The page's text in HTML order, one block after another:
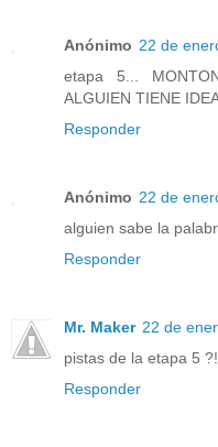
Anónimo 22 de
etapa 5...
ALGUIEN TIENE
Responder
Anónimo 22 de
alguien sabe la
Responder
Mr. Maker 22 de
pistas de la etapa 5
Responder